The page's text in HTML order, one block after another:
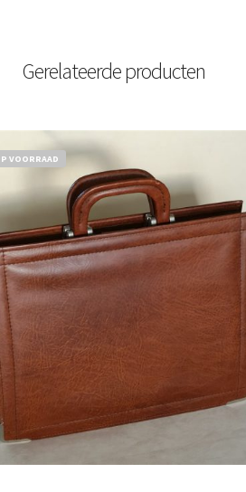
Gerelateerde producten
VOORRAAD